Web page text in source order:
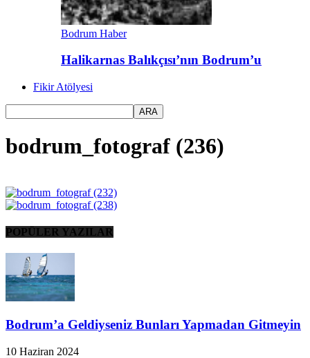
Bodrum Haber
Halikarnas Balıkçısı’nın Bodrum’u
Fikir Atölyesi
bodrum_fotograf (236)
POPÜLER YAZILAR
Bodrum’a Geldiyseniz Bunları Yapmadan Gitmeyin
10 Haziran 2024